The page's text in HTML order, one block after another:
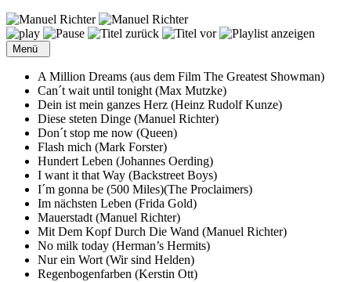
Menü
A Million Dreams (aus dem Film The Greatest Showman)
Can´t wait until tonight (Max Mutzke)
Dein ist mein ganzes Herz (Heinz Rudolf Kunze)
Diese steten Dinge (Manuel Richter)
Don´t stop me now (Queen)
Flash mich (Mark Forster)
Hundert Leben (Johannes Oerding)
I want it that Way (Backstreet Boys)
I´m gonna be (500 Miles)(The Proclaimers)
Im nächsten Leben (Frida Gold)
Mauerstadt (Manuel Richter)
Mit Dem Kopf Durch Die Wand (Manuel Richter)
No milk today (Herman’s Hermits)
Nur ein Wort (Wir sind Helden)
Regenbogenfarben (Kerstin Ott)